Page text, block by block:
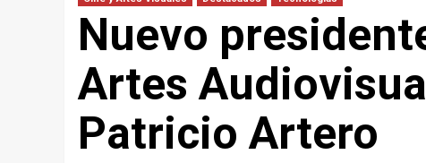
Nuevo
Artes
Patricio Artero